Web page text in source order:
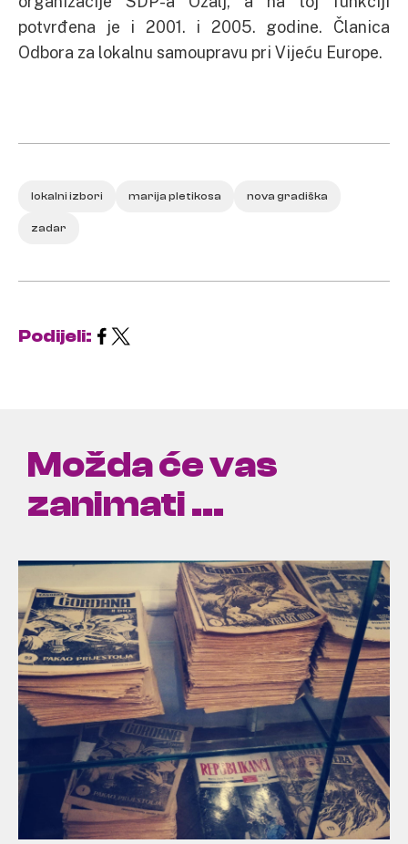
potvrđena je i 2001. i 2005. godine. Članica
Odbora za lokalnu samoupravu pri Vijeću Europe.
lokalni izbori marija pletikosa nova gradiška
zadar
Podijeli:
Možda će vas
zanimati ...